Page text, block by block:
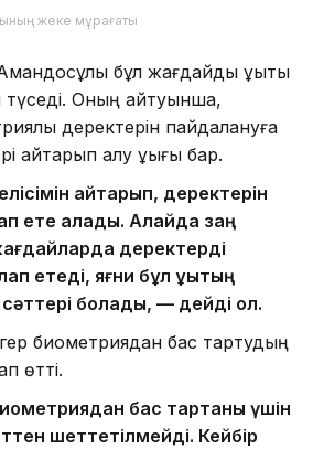
жеке мұрағаты
бұл жағдайды құқықтық
түседі. Оның айтуынша,
деректерін пайдалануға
қайтарып алу құқығы бар.
қайтарып, деректерін
ете алады. Алайда заң
деректерді
етеді, яғни бұл құқықтың
болады, — дейді ол.
биометриядан бас тартудың
өтті.
бас тартқаны үшін
шеттетілмейді. Кейбір